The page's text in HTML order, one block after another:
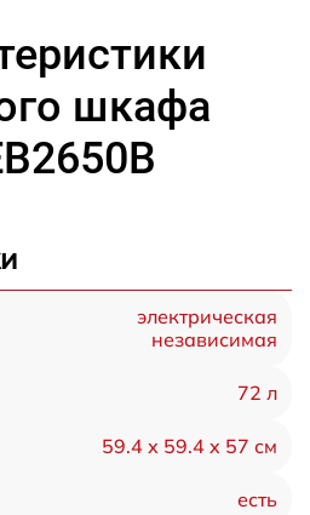
шкафа
электрическая
независимая
72 л
59.4 х 59.4 x 57 см
есть